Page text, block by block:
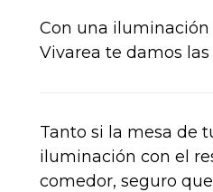
Con una iluminación
Vivarea te damos las
Tanto si la mesa de
iluminación con el
comedor, seguro